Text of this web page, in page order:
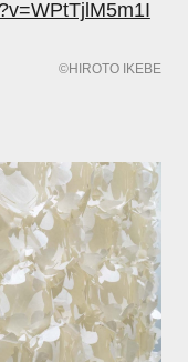
©HIROTO IKEBE